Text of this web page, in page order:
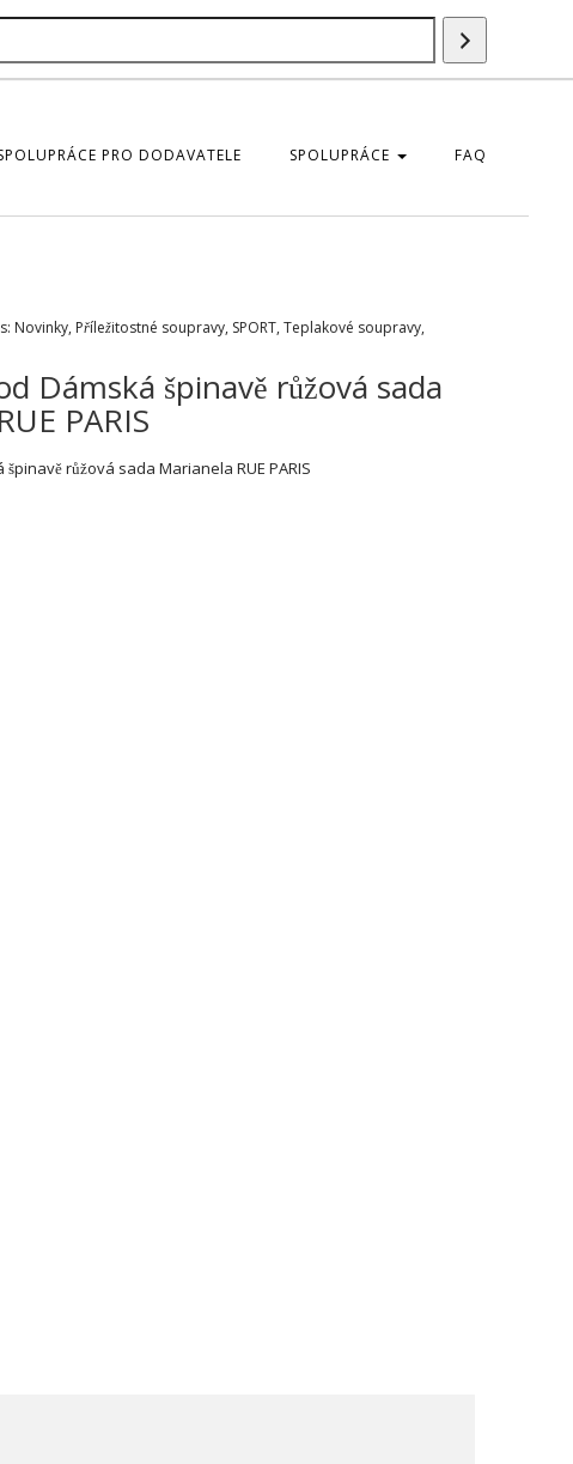
PRO DODAVATELE SPOLUPRÁCE FAQ
Novinky, Příležitostné soupravy, SPORT, Teplakové soupravy,
Dámská špinavě růžová sada
PARIS
růžová sada Marianela RUE PARIS